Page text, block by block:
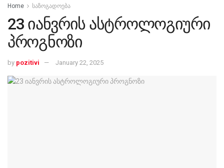
Home საზოგადოება
23 იანვრის ასტროლოგიური
პროგნოზი
by pozitivi January 22, 2025